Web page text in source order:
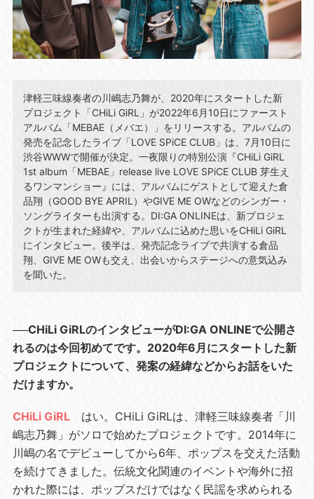
津軽三味線奏者の川嶋志乃舞が、2020年にスタートした新
プロジェクト「CHiLi GiRL」が2022年6月10日にファースト
アルバム「MEBAE（メバエ）」をリリースする。アルバムの
発売を記念したライブ「LOVE SPiCE CLUB」は、7月10日に
渋谷WWWで開催が決定。一夜限りの特別公演『CHiLi GiRL
1st album「MEBAE」release live LOVE SPiCE CLUB 芽生え
るワンマンショー』には、アルバムにゲストとして迎えた倉
品翔（GOOD BYE APRIL）やGIVE ME OWなどのシンガー・
ソングライターも出演する。DI:GA ONLINEは、新プロジェ
クトが生まれた経緯や、アルバムに込めた思いをCHiLi GiRL
にインタビュー。後半は、発売記念ライブで共演する倉品
翔、GIVE ME OWも交え、出会いからステージへの意気込み
を聞いた。
──CHiLi GiRLのインタビューがDI:GA ONLINEで公開さ
れるのは今回初めてです。2020年6月にスタートした新
プロジェクトについて、発案の経緯などからお話をいた
だけますか。
CHiLi GiRL
はい。CHiLi GiRLは、津軽三味線奏者「川
嶋志乃舞」がソロで始めたプロジェクトです。2014年に
川嶋の名でデビューしてから6年、ポップスを交えた活動
を続けてきました。伝統文化関連のイベントや海外に招
かれた際には、ポップスだけではなく民謡を求められる